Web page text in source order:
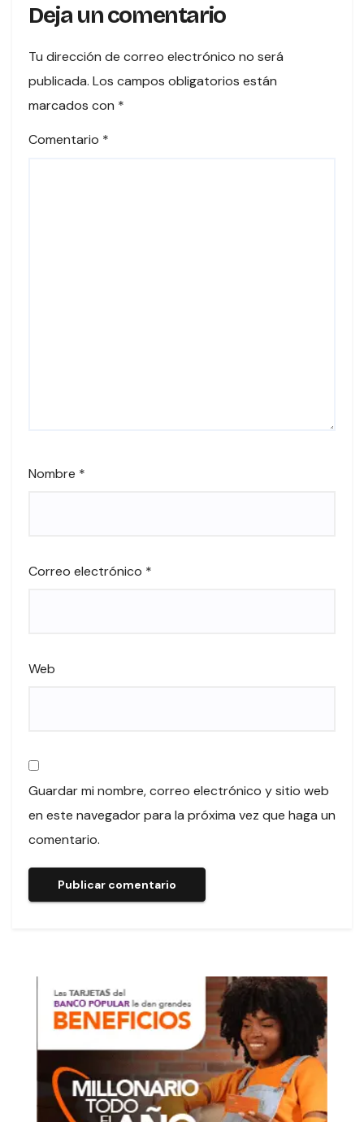
Deja un comentario
Tu dirección de correo electrónico no será
publicada. Los campos obligatorios están
marcados con *
Comentario *
Nombre *
Correo electrónico *
Web
Guardar mi nombre, correo electrónico y sitio web
en este navegador para la próxima vez que haga un
comentario.